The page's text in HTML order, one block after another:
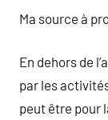
Ma source à
En dehors de
par les
peut être pour